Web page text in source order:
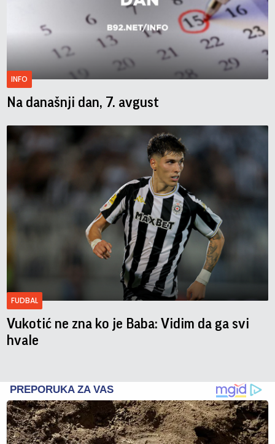
INFO
Na današnji dan, 7. avgust
FUDBAL
Vukotić ne zna ko je Baba: Vidim da ga svi
hvale